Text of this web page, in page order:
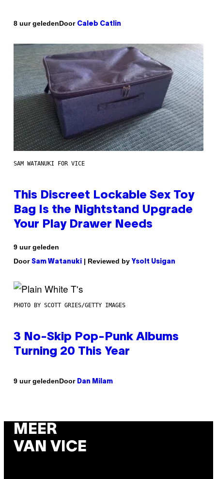
8 uur geledenDoor Caleb Catlin
SAM WATANUKI FOR VICE
This Discreet Lockable Sex Toy
Bag Is the Nightstand Upgrade
Your Play Drawer Needs
9 uur geleden
Door Sam Watanuki | Reviewed by Ysolt Usigan
PHOTO BY SCOTT GRIES/GETTY IMAGES
3 No-Skip Pop-Punk Albums
Turning 20 This Year
9 uur geledenDoor Dan Milam
MEER
VAN VICE